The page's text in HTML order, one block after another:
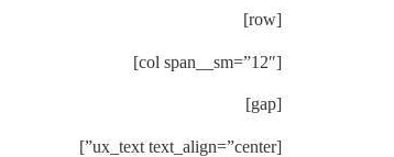
[row]
[col span__sm=”12″]
[gap]
[ux_text text_align=”center”]